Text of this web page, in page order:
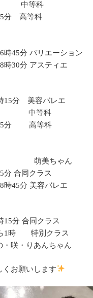
中等科
分 高等科
時45分 バリエーション
時30分 アスティエ
15分 美容バレエ
時 中等科
15分 高等科
時 萌美ちゃん
分 合同クラス
時45分 美容バレエ
15分 合同クラス
ら1時 特別クラス
・咲・りあんちゃん
くお願いします